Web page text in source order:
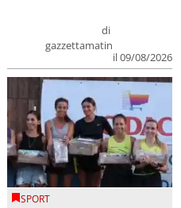
di
gazzettamatin
il 09/08/2026
SPORT